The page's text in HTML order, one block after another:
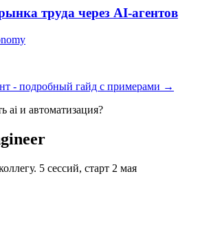
труда через AI-агентов
- подробный гайд с примерами →
ai и автоматизация?
5 сессий, старт 2 мая